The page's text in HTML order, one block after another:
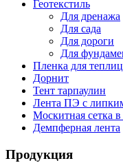
Геотекстиль
Для дренажа
Для сада
Для дороги
Для
Пленка для теплиц
Дорнит
Тент тарпаулин
Лента ПЭ с
Москитная сетка
Демпферная лента
Продукция